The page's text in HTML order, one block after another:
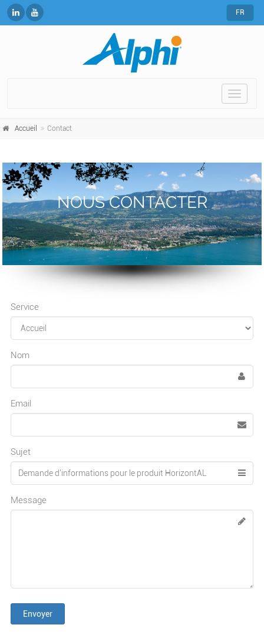
FR
Toggle
Accueil Contact
NOUS CONTACTER
Service
Nom
Email
Sujet
Message
Envoyer